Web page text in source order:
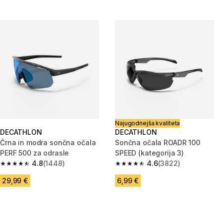
DECATHLON
Črna in modra sončna očala
PERF 500 za odrasle
4.8
4.8 od 5 zvezdic from 1448 ocene
(1448)
29,99 €
Najugodnejša kvaliteta
DECATHLON
Sončna očala ROADR 100
SPEED (kategorija 3)
4.6
4.6 od 5 zvezdic from 3822
(3822)
6,99 €